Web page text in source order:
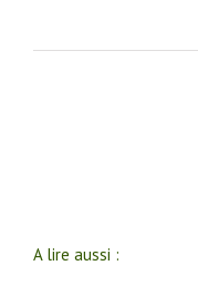
A lire aussi :